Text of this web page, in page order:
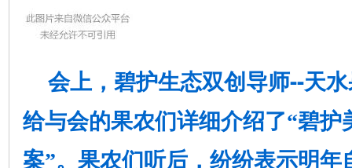
会上，碧护生态双创导师--天
给与会的果农们详细介绍了“碧护
案”。果农们听后，纷纷表示明年